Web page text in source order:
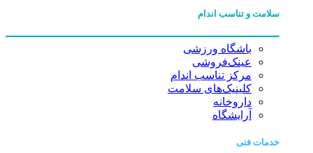
سلامت و تناسب اندام
باشگاه ورزشی
عینک‌فروشی
مرکز تناسب اندام
کلینیک‌های سلامت
داروخانه
آرایشگاه
خدمات فنی